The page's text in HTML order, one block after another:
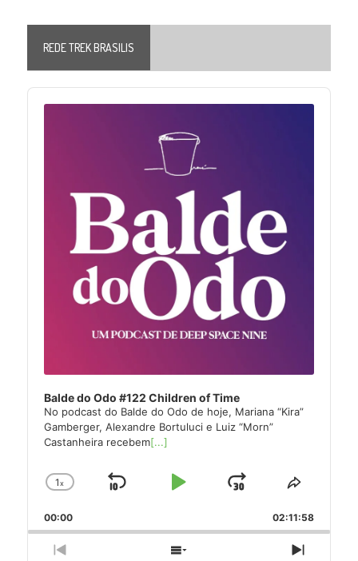
REDE TREK BRASILIS
Audio
Player
Balde do Odo #122 Children of Time
No podcast do Balde do Odo de hoje, Mariana “Kira”
Gamberger, Alexandre Bortuluci e Luiz “Morn”
Castanheira recebem[...]
Change
Rate
1x
Skip
Play
Jump
Forward
Share
Episode
00:00 02:11:58
Previous Show Next